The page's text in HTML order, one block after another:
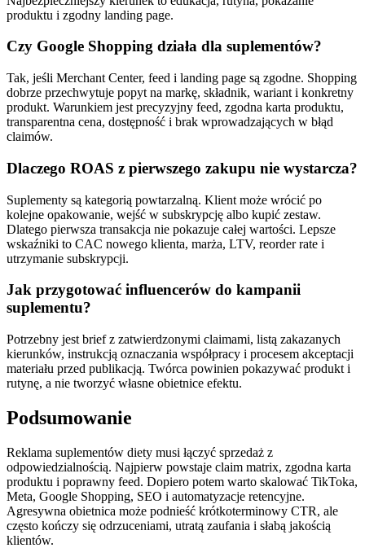
produktu i zgodny landing page.
Czy Google Shopping działa dla suplementów?
Tak, jeśli Merchant Center, feed i landing page są zgodne. Shopping
dobrze przechwytuje popyt na markę, składnik, wariant i konkretny
produkt. Warunkiem jest precyzyjny feed, zgodna karta produktu,
transparentna cena, dostępność i brak wprowadzających w błąd
claimów.
Dlaczego ROAS z pierwszego zakupu nie wystarcza?
Suplementy są kategorią powtarzalną. Klient może wrócić po
kolejne opakowanie, wejść w subskrypcję albo kupić zestaw.
Dlatego pierwsza transakcja nie pokazuje całej wartości. Lepsze
wskaźniki to CAC nowego klienta, marża, LTV, reorder rate i
utrzymanie subskrypcji.
Jak przygotować influencerów do kampanii
suplementu?
Potrzebny jest brief z zatwierdzonymi claimami, listą zakazanych
kierunków, instrukcją oznaczania współpracy i procesem akceptacji
materiału przed publikacją. Twórca powinien pokazywać produkt i
rutynę, a nie tworzyć własne obietnice efektu.
Podsumowanie
Reklama suplementów diety musi łączyć sprzedaż z
odpowiedzialnością. Najpierw powstaje claim matrix, zgodna karta
produktu i poprawny feed. Dopiero potem warto skalować TikToka,
Meta, Google Shopping, SEO i automatyzacje retencyjne.
Agresywna obietnica może podnieść krótkoterminowy CTR, ale
często kończy się odrzuceniami, utratą zaufania i słabą jakością
klientów.